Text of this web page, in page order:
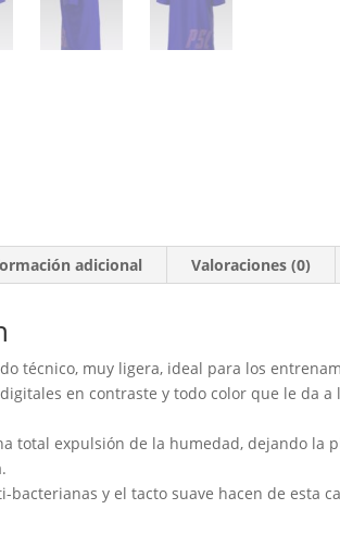
adicional Valoraciones (0)
técnico, muy ligera, ideal para los
en contraste y todo color que le da
total expulsión de la humedad, dejando la
bacterianas y el tacto suave hacen de esta